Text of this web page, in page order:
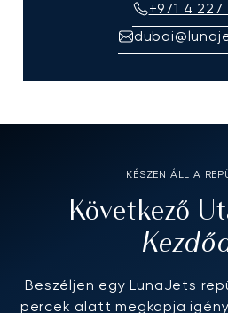
+971 4
KÉSZEN ÁLL A
Következő
Beszéljen egy LunaJets
percek alatt megkapja